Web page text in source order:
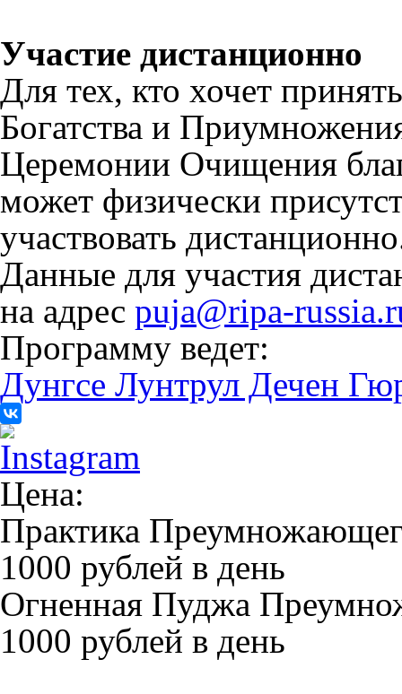
Участие дистанционно
Для тех, кто хочет
Богатства и
Церемонии Очищения
может физически
участвовать
Данные для участия
на адрес puja@ripa-
Программу ведет:
Дунгсе Лунтрул Дечен
Цена:
Практика
1000 рублей в день
Огненная Пуджа
1000 рублей в день